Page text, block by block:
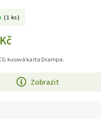
(1 ks)
Zobrazit
kusová karta Drampa.